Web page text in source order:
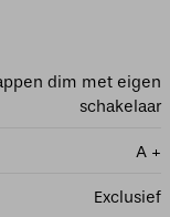
dim met eigen
schakelaar
A +
Exclusief